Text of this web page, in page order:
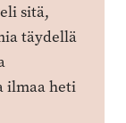
sitä,
täydellä
ilmaa heti